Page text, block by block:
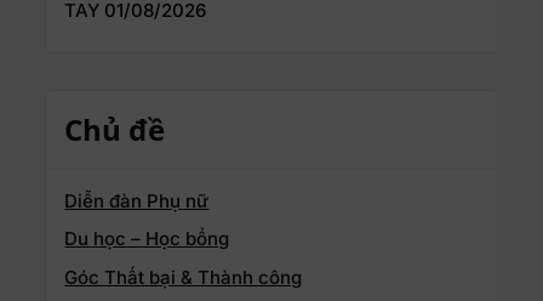
TAY 01/08/2026
Chủ đề
Diễn đàn Phụ nữ
Du học – Học bổng
Góc Thất bại & Thành công